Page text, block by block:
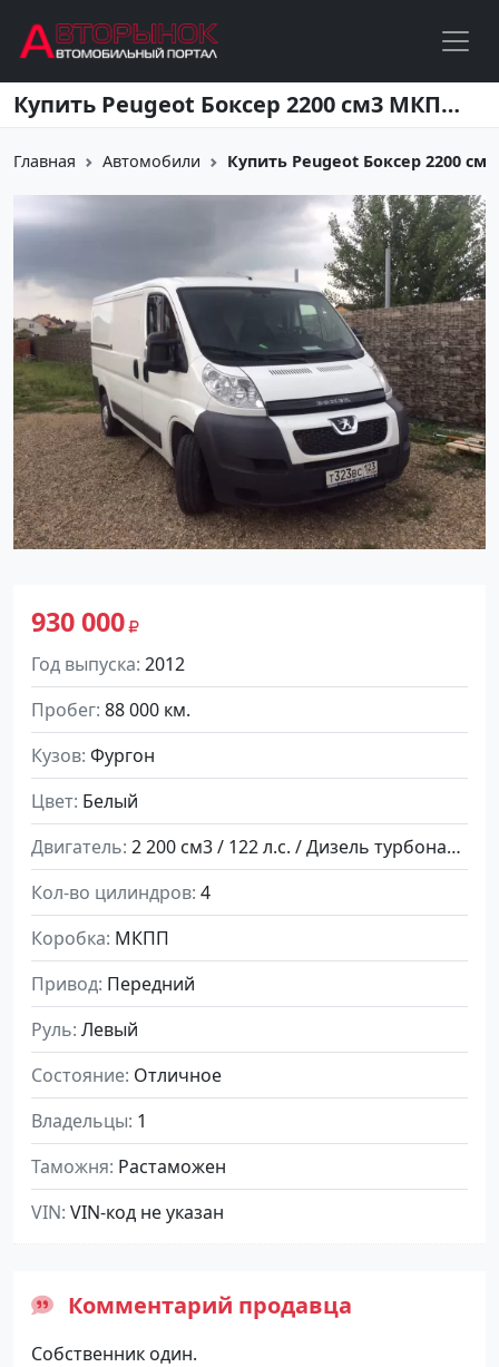
Перейти к основному содержанию Купить Peugeot Боксер 2200 см3 МКПП (122 л.с.) Дизель турбонаддув в Краснодар: цвет Белый Фургон 2012 года по цене 930000 рублей, объявление №5620 на сайте Авторынок23
Главная Автомобили Купить Peugeot Боксер 2200
930 000
Год выпуска 2012
Пробег 88 000 км.
Кузов Фургон
Цвет Белый
Двигатель
2 200 см3 / 122 л.с. / Дизель турбонаддув
Кол-во цилиндров 4
Коробка МКПП
Привод Передний
Руль Левый
Состояние Отличное
Владельцы 1
Таможня Растаможен
VIN VIN-код не указан
Комментарий продавца
Собственник один.